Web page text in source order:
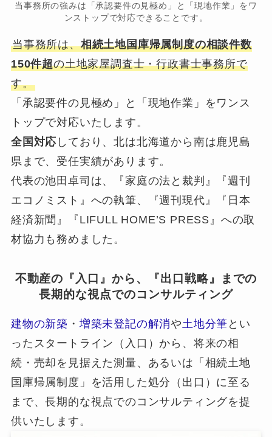
当事務所の強みは「承認要件の見極め」と「現地作業」をワ
ンストップで対応できることです。
当事務所は、相続土地国庫帰属制度の相談件数
150件超の土地家屋調査士・行政書士事務所で
す。
「承認要件の見極め」と「現地作業」をワンス
トップで対応いたします。
全国対応 しており、北は北海道から南は鹿児島
県まで、受任実績があります。
代表の池田卓司は、『家庭の法と裁判』『週刊
エコノミスト』への執筆、『週刊現代』『日本
経済新聞』『LIFULL HOME’S PRESS』への取
材協力も務めました。
不動産の『入口』から、『出口戦略』までの
長期的な視点でのコンサルティング
建物の新築 ・ 増築未登記の解消や 土地分筆 とい
ったスタートライン（入口）から、将来の相
続・売却を見据えた測量、あるいは「相続土地
国庫帰属制度」を活用した処分（出口）に至る
まで、長期的な視点でのコンサルティングを提
供いたします。